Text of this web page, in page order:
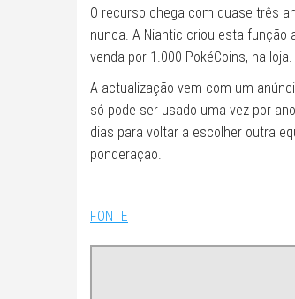
O recurso chega com quase três
nunca. A Niantic criou esta função
venda por 1.000 PokéCoins, na loja.
A actualização vem com um
só pode ser usado uma vez por
dias para voltar a escolher outra
ponderação.
FONTE